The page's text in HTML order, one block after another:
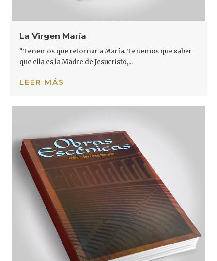
La Virgen María
“Tenemos que retornar a María. Tenemos que saber
que ella es la Madre de Jesucristo,...
LEER MÁS